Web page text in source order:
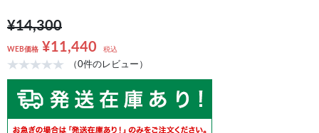
¥14,300
WEB価格 ¥11,440 税込
（0件のレビュー）